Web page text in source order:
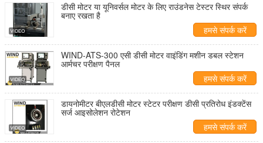
डीसी मोटर या यूनिवर्सल मोटर के लिए राउंडनेस टेस्टर स्थिर संपर्क
बनाए रखता है
हमसे संपर्क करें
WIND-ATS-300 एसी डीसी मोटर वाइंडिंग मशीन डबल स्टेशन
आर्मचर परीक्षण पैनल
हमसे संपर्क करें
डायनोमीटर बीएलडीसी मोटर स्टेटर परीक्षण डीसी प्रतिरोध इंडक्टेंस
सर्ज आइसोलेशन रोटेशन
हमसे संपर्क करें